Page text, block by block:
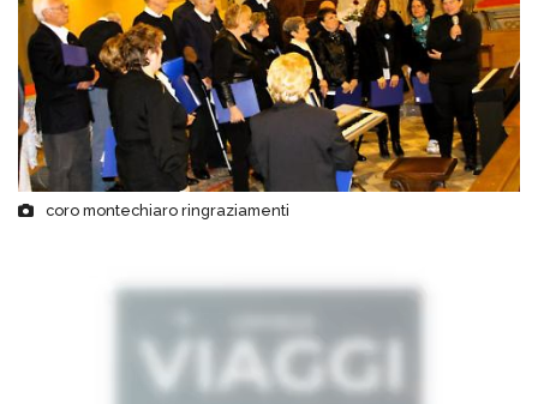
coro montechiaro ringraziamenti